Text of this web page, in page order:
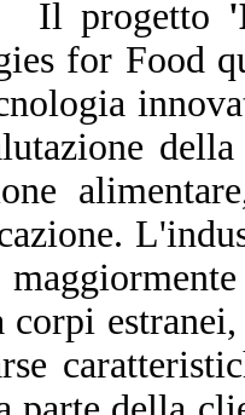
Il progetto
for Food
corpi